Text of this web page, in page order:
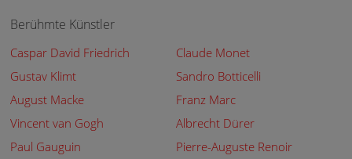
Berühmte Künstler
Caspar David Friedrich
Claude Monet
Gustav Klimt
Sandro Botticelli
August Macke
Franz Marc
Vincent van Gogh
Albrecht Dürer
Paul Gauguin
Pierre-Auguste Renoir